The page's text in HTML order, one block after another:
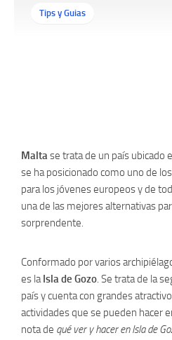
Tips y Guias
Maltase trata de un país ubicado
se ha posicionado como uno de
para los jóvenes europeos y de
una de las mejores alternativas
sorprendente.
Conformado por varios
es laIsla de Gozo. Se trata de la
país y cuenta con grandes
actividades que se pueden hacer
nota de qué ver y hacer en Isla de